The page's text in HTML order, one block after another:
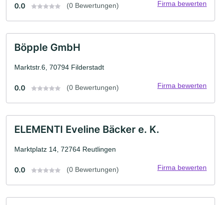
0.0 (0 Bewertungen) Firma bewerten
Böpple GmbH
Marktstr.6, 70794 Filderstadt
0.0 (0 Bewertungen) Firma bewerten
ELEMENTI Eveline Bäcker e. K.
Marktplatz 14, 72764 Reutlingen
0.0 (0 Bewertungen) Firma bewerten